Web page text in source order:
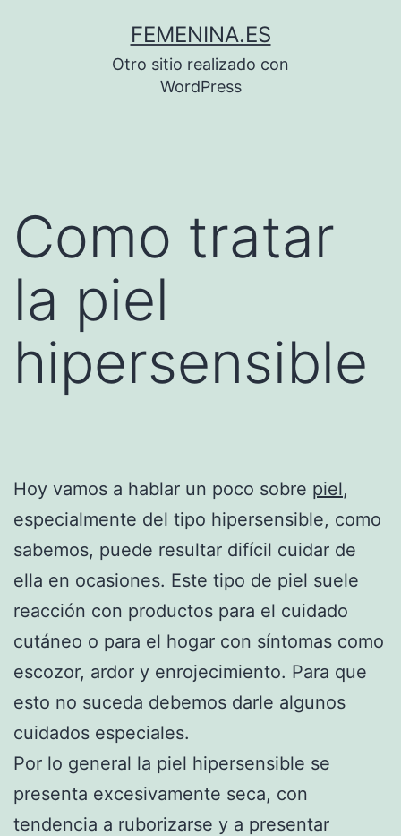
FEMENINA.ES
Otro sitio realizado con
WordPress
Como tratar
la piel
hipersensible
Hoy vamos a hablar un poco sobre piel,
especialmente del tipo hipersensible, como
sabemos, puede resultar difícil cuidar de
ella en ocasiones. Este tipo de piel suele
reacción con productos para el cuidado
cutáneo o para el hogar con síntomas como
escozor, ardor y enrojecimiento. Para que
esto no suceda debemos darle algunos
cuidados especiales.
Por lo general la piel hipersensible se
presenta excesivamente seca, con
tendencia a ruborizarse y a presentar